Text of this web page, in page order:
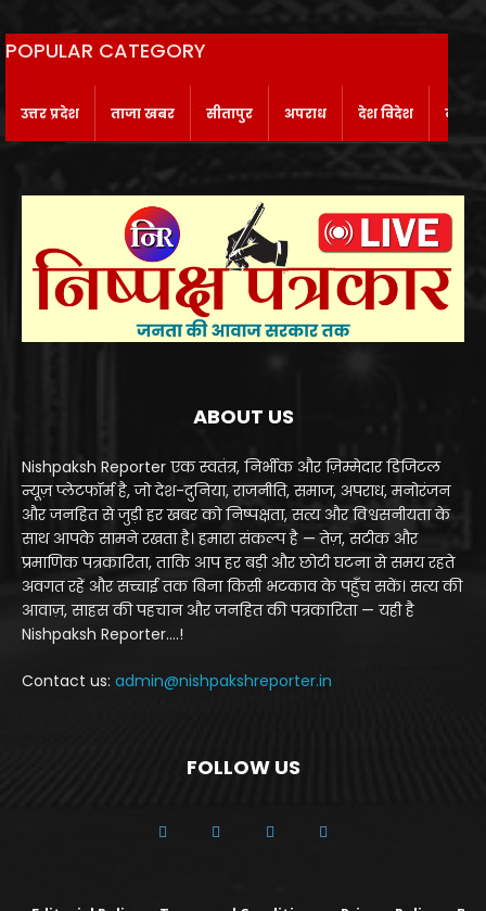
POPULAR CATEGORY
उत्तर प्रदेश ताजा खबर सीतापुर अपराध देश विदेश
ABOUT US
Nishpaksh Reporter एक स्वतंत्र, निर्भीक और ज़िम्मेदार डिजिटल
न्यूज़ प्लेटफॉर्म है, जो देश-दुनिया, राजनीति, समाज, अपराध, मनोरंजन
और जनहित से जुड़ी हर खबर को निष्पक्षता, सत्य और विश्वसनीयता के
साथ आपके सामने रखता है। हमारा संकल्प है — तेज़, सटीक और
प्रमाणिक पत्रकारिता, ताकि आप हर बड़ी और छोटी घटना से समय रहते
अवगत रहें और सच्चाई तक बिना किसी भटकाव के पहुँच सकें। सत्य की
आवाज़, साहस की पहचान और जनहित की पत्रकारिता — यही है
Nishpaksh Reporter....!
Contact us: admin@nishpakshreporter.in
FOLLOW US